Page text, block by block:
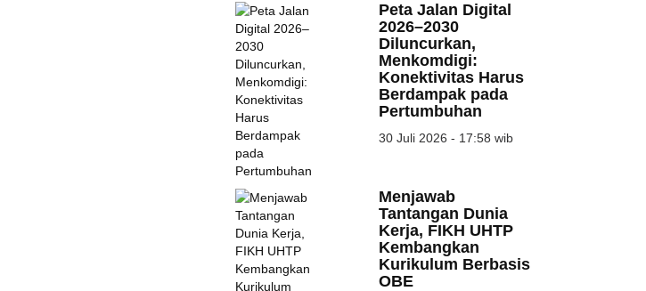
Peta Jalan Digital
2026–2030
Diluncurkan,
Menkomdigi:
Konektivitas Harus
Berdampak pada
Pertumbuhan
30 Juli 2026 - 17:58 wib
Menjawab
Tantangan Dunia
Kerja, FIKH UHTP
Kembangkan
Kurikulum Berbasis
OBE